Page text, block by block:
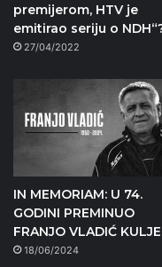
premijerom, HTV je
emitirao seriju o
27/04/2022
IN MEMORIAM: U 74.
GODINI PREMINUO
FRANJO VLADIĆ KULJE
18/06/2024